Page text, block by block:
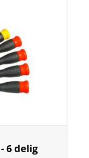
6 delig